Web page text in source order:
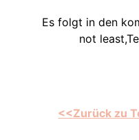
Es folgt in den
not
<<Zurück zu